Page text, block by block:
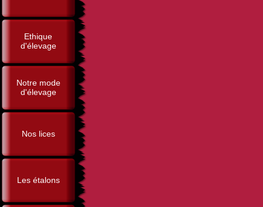
Ethique
d'élevage
Notre mode
d'élevage
Nos lices
Les étalons